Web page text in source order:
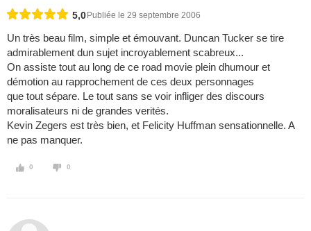
5,0 Publiée le 29 septembre 2006
Un très beau film, simple et émouvant. Duncan Tucker se tire
admirablement dun sujet incroyablement scabreux...
On assiste tout au long de ce road movie plein dhumour et
démotion au rapprochement de ces deux personnages
que tout sépare. Le tout sans se voir infliger des discours
moralisateurs ni de grandes verités.
Kevin Zegers est très bien, et Felicity Huffman sensationnelle. A
ne pas manquer.
0 0